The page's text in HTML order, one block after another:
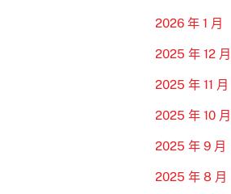
2026 年 1 月
2025 年 12 月
2025 年 11 月
2025 年 10 月
2025 年 9 月
2025 年 8 月